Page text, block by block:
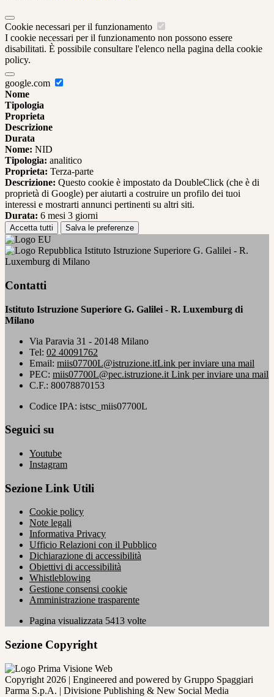
Cookie necessari per il funzionamento
I cookie necessari per il funzionamento non possono essere
disabilitati. È possibile consultare l'elenco nella pagina della cookie
policy.
google.com
Nome
Tipologia
Proprieta
Descrizione
Durata
Nome: NID
Tipologia: analitico
Proprieta: Terza-parte
Descrizione: Questo cookie è impostato da DoubleClick (che è di
proprietà di Google) per aiutarti a costruire un profilo dei tuoi
interessi e mostrarti annunci pertinenti su altri siti.
Durata: 6 mesi 3 giorni
Accetta tutti Salva le preferenze
Istituto Istruzione Superiore G. Galilei - R.
Luxemburg di Milano
Contatti
Istituto Istruzione Superiore G. Galilei - R. Luxemburg di
Milano
Via Paravia 31 - 20148 Milano
Tel: 02 40091762
Email: miis07700L@istruzione.itLink per inviare una mail
PEC: miis07700L@pec.istruzione.it Link per inviare una mail
C.F.: 80078870153
Codice IPA: istsc_miis07700L
Seguici su
Youtube
Instagram
Sezione Link Utili
Cookie policy
Note legali
Informativa Privacy
Ufficio Relazioni con il Pubblico
Dichiarazione di accessibilità
Obiettivi di accessibilità
Whistleblowing
Gestione consensi cookie
Amministrazione trasparente
Pagina visualizzata 5413 volte
Sezione Copyright
Copyright 2026 | Engineered and powered by Gruppo Spaggiari
Parma S.p.A. | Divisione Publishing & New Social Media